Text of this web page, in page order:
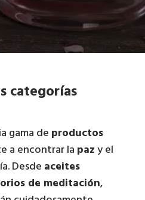
categorías
gama de productos
a encontrar la pazy el
Desde aceites
de meditación,